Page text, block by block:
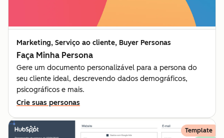
Marketing, Serviço ao cliente, Buyer Personas
Faça Minha Persona
Gere um documento personalizável para a persona do
seu cliente ideal, descrevendo dados demográficos,
psicográficos e mais.
Crie suas personas
Template